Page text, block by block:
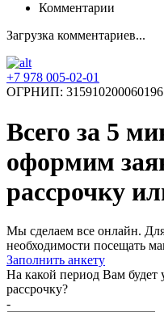
Комментарии
Загрузка комментариев...
+7 978 005-02-01
ОГРНИП: 315910200060196
Всего за 5
оформим
рассрочку
Мы сделаем все онлайн.
необходимости посещать
Заполнить анкету
На какой период Вам будет
рассрочку?
-